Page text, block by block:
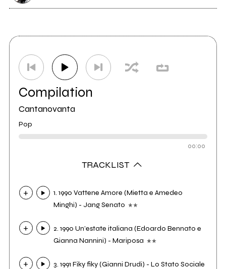
Compilation
Cantanovanta
Pop
00:00
TRACKLIST
1. 1990 Vattene Amore (Mietta e Amedeo
Minghi) - Jang Senato
2. 1990 Un’estate italiana (Edoardo Bennato e
Gianna Nannini) - Mariposa
3. 1991 Fiky fiky (Gianni Drudi) - Lo Stato Sociale